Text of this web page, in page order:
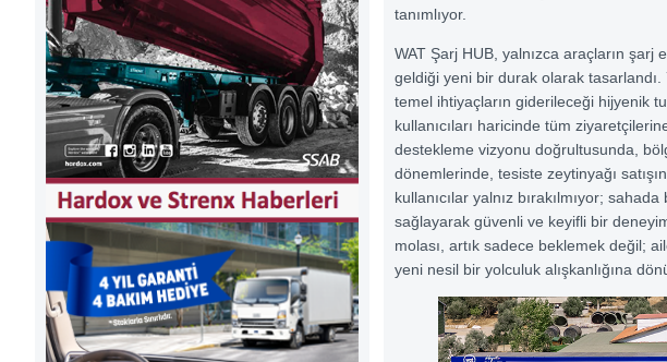
tanımlıyor.
WAT Şarj HUB, yalnızca araçların
geldiği yeni bir durak olarak
temel ihtiyaçların giderileceği hijyenik
kullanıcıları haricinde tüm
destekleme vizyonu doğrultusunda,
dönemlerinde, tesiste zeytinyağı
kullanıcılar yalnız bırakılmıyor;
sağlayarak güvenli ve keyifli bir
molası, artık sadece beklemek değil;
yeni nesil bir yolculuk alışkanlığına